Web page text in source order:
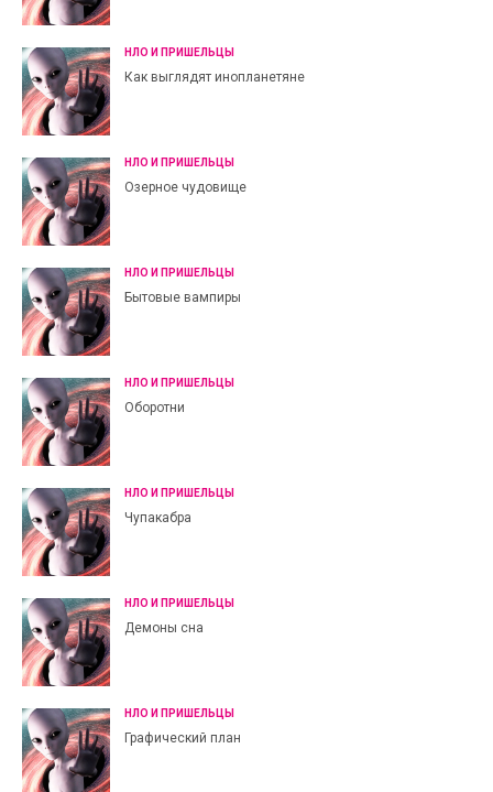
НЛО И ПРИШЕЛЬЦЫ
Как выглядят инопланетяне
НЛО И ПРИШЕЛЬЦЫ
Озерное чудовище
НЛО И ПРИШЕЛЬЦЫ
Бытовые вампиры
НЛО И ПРИШЕЛЬЦЫ
Оборотни
НЛО И ПРИШЕЛЬЦЫ
Чупакабра
НЛО И ПРИШЕЛЬЦЫ
Демоны сна
НЛО И ПРИШЕЛЬЦЫ
Графический план